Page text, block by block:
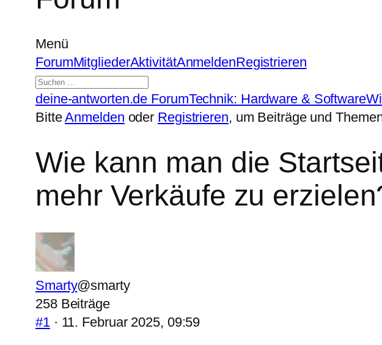
Menü
Forum-
Navigation
ForumMitgliederAktivitätAnmeldenRegistrieren
Forum-
Breadcrumbs
Du
bist
hier:
deine-antworten.de ForumTechnik: Hardware & Software
BitteAnmelden oder Registrieren, um Beiträge und
Wie kann man die
mehr Verkäufe zu
Smarty@smarty
258 Beiträge
#1· 11. Februar 2025, 09:59